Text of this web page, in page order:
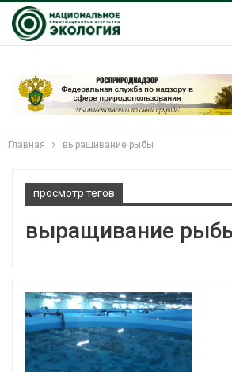
Главная выращивание рыбы
просмотр тегов
выращивание